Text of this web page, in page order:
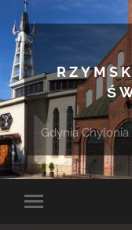
Gdynia Chylonia
Toggle